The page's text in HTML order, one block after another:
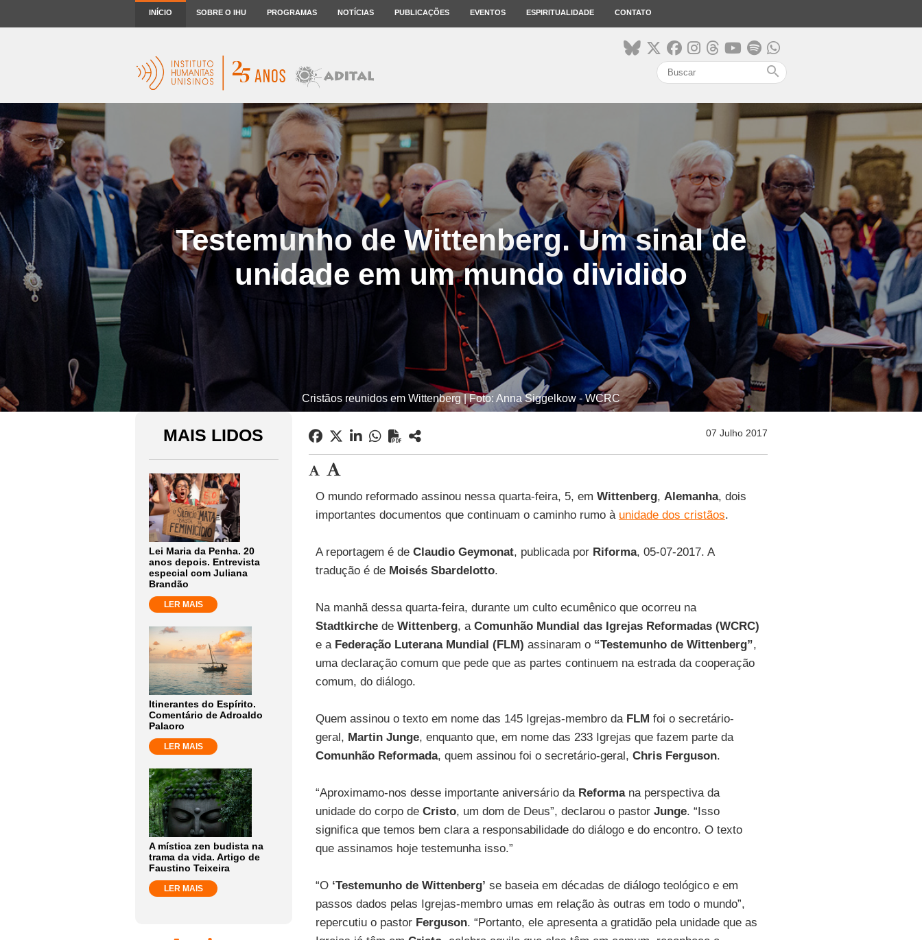
INÍCIO SOBRE O IHU PROGRAMAS NOTÍCIAS PUBLICAÇÕES EVENTOS ESPIRITUALIDADE CONTATO
search
Testemunho de Wittenberg. Um sinal de
unidade em um mundo dividido
Cristãos reunidos em Wittenberg | Foto: Anna Siggelkow - WCRC
MAIS LIDOS
Lei Maria da Penha. 20
anos depois. Entrevista
especial com Juliana
Brandão
LER MAIS
Itinerantes do Espírito.
Comentário de Adroaldo
Palaoro
LER MAIS
A mística zen budista na
trama da vida. Artigo de
Faustino Teixeira
LER MAIS
07 Julho 2017
O mundo reformado assinou nessa quarta-feira, 5, em Wittenberg, Alemanha, dois
importantes documentos que continuam o caminho rumo à unidade dos cristãos.
A reportagem é de Claudio Geymonat, publicada por Riforma, 05-07-2017. A
tradução é de Moisés Sbardelotto.
Na manhã dessa quarta-feira, durante um culto ecumênico que ocorreu na
Stadtkirchede Wittenberg, a Comunhão Mundial das Igrejas Reformadas (WCRC)
e a Federação Luterana Mundial (FLM) assinaram o“Testemunho de Wittenberg”,
uma declaração comum que pede que as partes continuem na estrada da cooperação
comum, do diálogo.
Quem assinou o texto em nome das 145 Igrejas-membro da FLM foi o secretário-
geral, Martin Junge, enquanto que, em nome das 233 Igrejas que fazem parte da
Comunhão Reformada, quem assinou foi o secretário-geral, Chris Ferguson.
“Aproximamo-nos desse importante aniversário da Reformana perspectiva da
unidade do corpo de Cristo, um dom de Deus”, declarou o pastor Junge. “Isso
significa que temos bem clara a responsabilidade do diálogo e do encontro. O texto
que assinamos hoje testemunha isso.”
“O‘Testemunho de Wittenberg’ se baseia em décadas de diálogo teológico e em
passos dados pelas Igrejas-membro umas em relação às outras em todo o mundo”,
repercutiu o pastor Ferguson. “Portanto, ele apresenta a gratidão pela unidade que as